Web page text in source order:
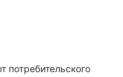
потребительского